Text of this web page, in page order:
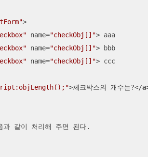
>
name="checkObj[]">
name="checkObj[]">
name="checkObj[]"> ccc
>체크박스의 개수는?</a
과 같이 처리해 주면 된다.